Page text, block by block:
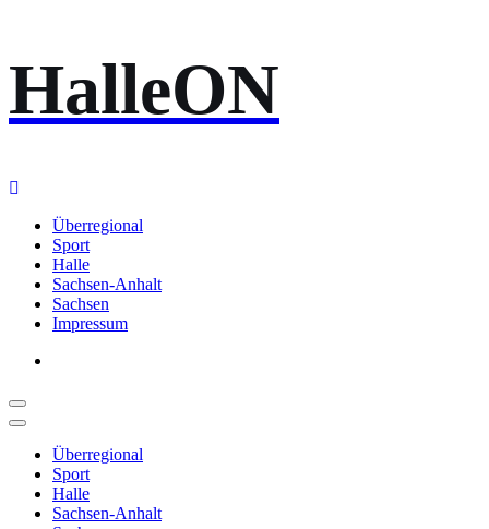
Inhalt
springen
HalleON
Überregional
Sport
Halle
Sachsen-Anhalt
Sachsen
Impressum
Überregional
Sport
Halle
Sachsen-Anhalt